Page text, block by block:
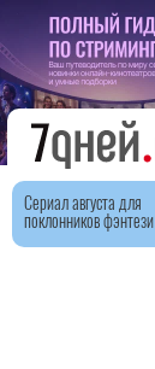
Сериал августа для
поклонников фэнтези